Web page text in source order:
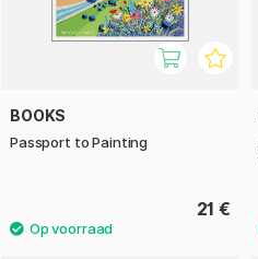
BOOKS
Passport to Painting
21 €